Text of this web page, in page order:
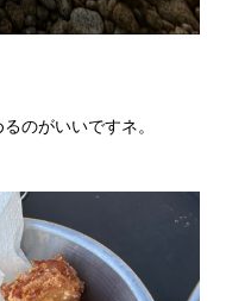
のがいいですネ。